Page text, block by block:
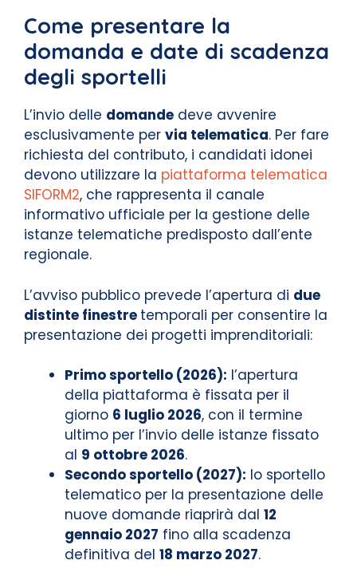
Come presentare la
domanda e date di scadenza
degli sportelli
L’invio delle domande deve avvenire
esclusivamente per via telematica. Per fare
richiesta del contributo, i candidati idonei
devono utilizzare la piattaforma telematica
SIFORM2, che rappresenta il canale
informativo ufficiale per la gestione delle
istanze telematiche predisposto dall’ente
regionale.
L’avviso pubblico prevede l’apertura di due
distinte finestre temporali per consentire la
presentazione dei progetti imprenditoriali:
Primo sportello (2026): l’apertura
della piattaforma è fissata per il
giorno 6 luglio 2026, con il termine
ultimo per l’invio delle istanze fissato
al 9 ottobre 2026.
Secondo sportello (2027): lo sportello
telematico per la presentazione delle
nuove domande riaprirà dal 12
gennaio 2027 fino alla scadenza
definitiva del 18 marzo 2027.